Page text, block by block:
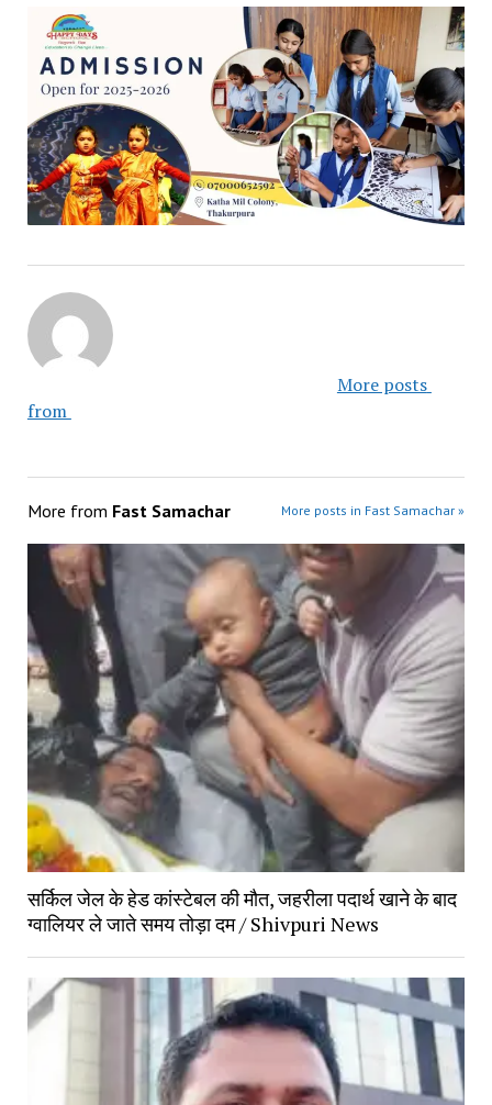
More from Fast Samachar More posts in Fast Samachar »
सर्किल जेल के हेड कांस्टेबल की मौत, जहरीला पदार्थ खाने के बाद
ग्वालियर ले जाते समय तोड़ा दम / Shivpuri News